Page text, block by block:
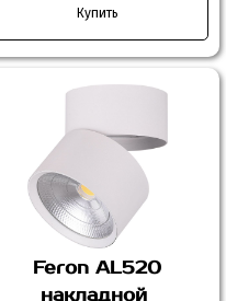
Купить
Feron AL520
накладной